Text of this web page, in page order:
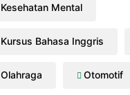
Kesehatan Mental
Kursus Bahasa Inggris
Olahraga Otomotif